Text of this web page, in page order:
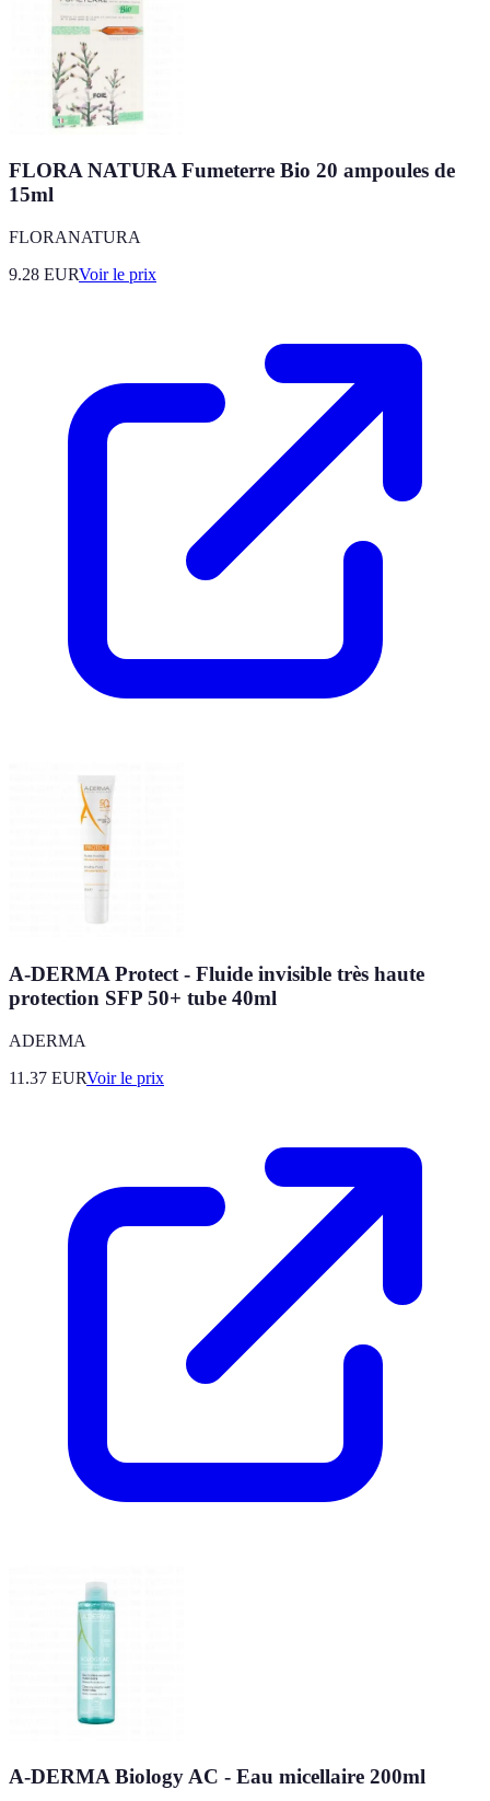
FLORA NATURA Fumeterre Bio 20 ampoules de
15ml
FLORANATURA
9.28 EURVoir le prix
A-DERMA Protect - Fluide invisible très haute
protection SFP 50+ tube 40ml
ADERMA
11.37 EURVoir le prix
A-DERMA Biology AC - Eau micellaire 200ml